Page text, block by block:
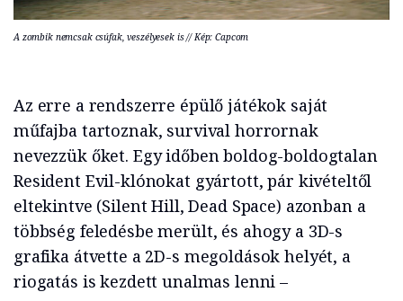
A zombik nemcsak csúfak, veszélyesek is // Kép: Capcom
Az erre a rendszerre épülő játékok saját
műfajba tartoznak, survival horrornak
nevezzük őket. Egy időben boldog-boldogtalan
Resident Evil-klónokat gyártott, pár kivételtől
eltekintve (Silent Hill, Dead Space) azonban a
többség feledésbe merült, és ahogy a 3D-s
grafika átvette a 2D-s megoldások helyét, a
riogatás is kezdett unalmas lenni –